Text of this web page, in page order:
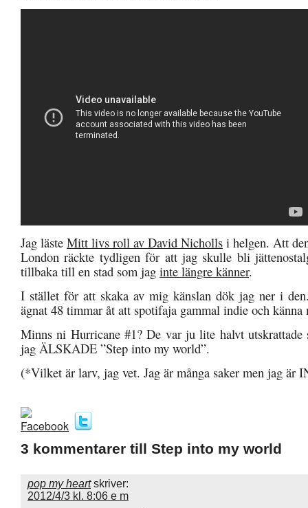
Jag läste Mitt livs roll av David Nicholls i helgen. Att
London räckte tydligen för att jag skulle bli
tillbaka till en stad som jag inte längre känner.
I stället för att skaka av mig känslan dök jag ner i
ägnat 48 timmar åt att spotifaja gammal indie och
Minns ni Hurricane #1? De var ju lite halvt utskrattade
jag ÄLSKADE ”Step into my world”.
(*Vilket är larv, jag vet. Jag är många saker men jag är
3 kommentarer till Step into my world
pop my heart skriver:
2012/4/3 kl. 8:06 e m